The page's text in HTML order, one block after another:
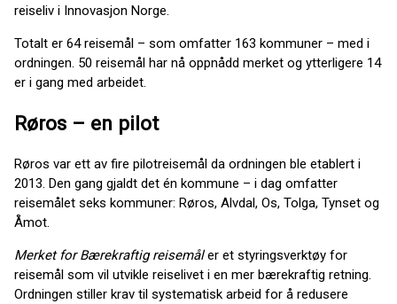
reiseliv i Innovasjon Norge.
Totalt er 64 reisemål – som omfatter 163 kommuner – med i
ordningen. 50 reisemål har nå oppnådd merket og ytterligere 14
er i gang med arbeidet.
Røros – en pilot
Røros var ett av fire pilotreisemål da ordningen ble etablert i
2013. Den gang gjaldt det én kommune – i dag omfatter
reisemålet seks kommuner: Røros, Alvdal, Os, Tolga, Tynset og
Åmot.
Merket for Bærekraftig reisemåler et styringsverktøy for
reisemål som vil utvikle reiselivet i en mer bærekraftig retning.
Ordningen stiller krav til systematisk arbeid for å redusere